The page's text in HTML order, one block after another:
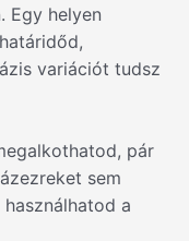
Egy helyen
variációt tudsz
pár
sem
a